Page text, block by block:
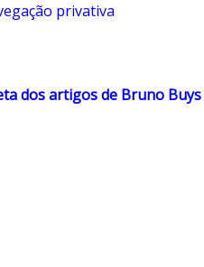
privativa
dos artigos de Bruno Buys